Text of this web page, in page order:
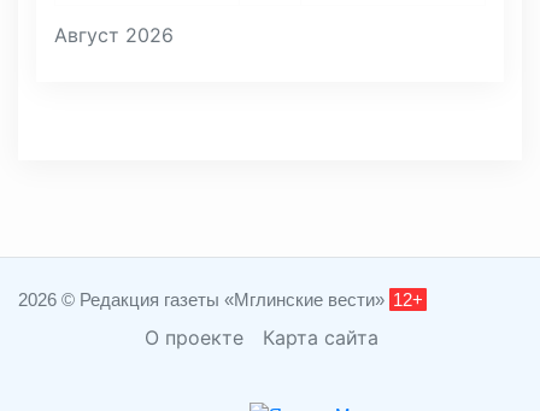
Август 2026
2026 © Редакция газеты «Мглинские вести» 12+
О проекте Карта сайта